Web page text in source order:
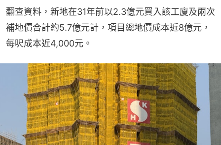
翻查資料，新地在31年前以2.3億元買入該工廈及兩次
補地價合計約5.7億元計，項目總地價成本近8億元，
每呎成本近4,000元。